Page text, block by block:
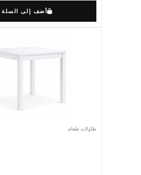
أضف إلى السلة
طاولات طعام